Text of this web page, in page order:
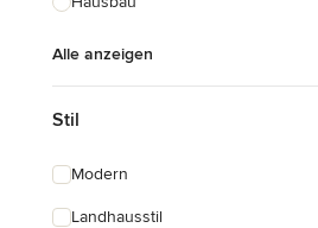
Alle anzeigen
Stil
Modern
Landhausstil